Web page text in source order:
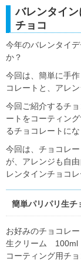
バレンタイ
チョコ
今年のバレンタイ
か？
今回は、簡単に手
コレートと、アレ
今回ご紹介するチ
ートをコーティン
るチョコレートにな
今回は、チョコレ
が、アレンジも自
レンタインチョコ
簡単パリパリ生チ
お好みのチョコレ
生クリーム 100ml
コーティング用チ